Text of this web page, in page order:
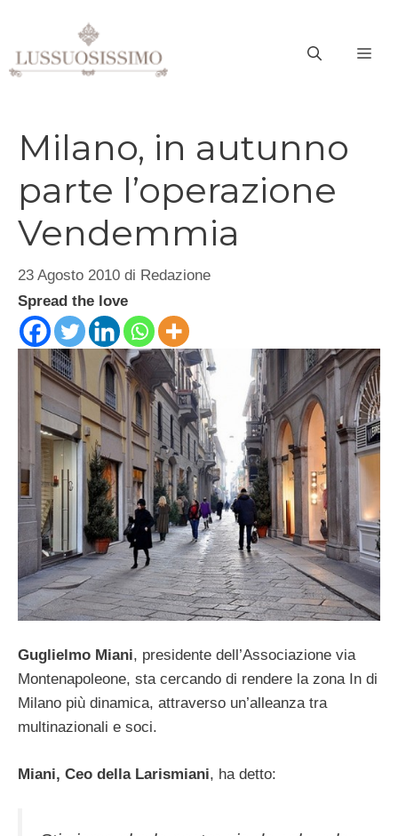
contenuto
Milano, in autunno
parte l’operazione
Vendemmia
23 Agosto 2010 di Redazione
Spread the love
Guglielmo Miani, presidente dell’Associazione via
Montenapoleone, sta cercando di rendere la zona In di
Milano più dinamica, attraverso un’alleanza tra
multinazionali e soci.
Miani, Ceo della Larismiani, ha detto: